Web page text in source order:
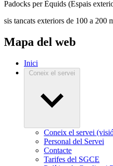
Padocks per Èquids (Espais
sis tancats exteriors de 100 a 200
Mapa del web
Inici
Coneix el servei
Coneix el servei
Personal del Servei
Contacte
Tarifes del SGCE